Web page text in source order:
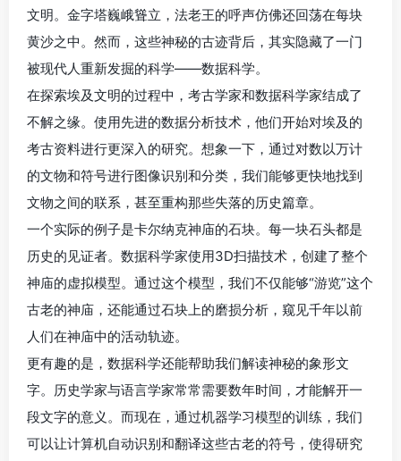
文明。金字塔巍峨聳立，法老王的呼声仿佛还回荡在每块
黄沙之中。然而，这些神秘的古迹背后，其实隐藏了一门
被现代人重新发掘的科学——数据科学。
在探索埃及文明的过程中，考古学家和数据科学家结成了
不解之缘。使用先进的数据分析技术，他们开始对埃及的
考古资料进行更深入的研究。想象一下，通过对数以万计
的文物和符号进行图像识别和分类，我们能够更快地找到
文物之间的联系，甚至重构那些失落的历史篇章。
一个实际的例子是卡尔纳克神庙的石块。每一块石头都是
历史的见证者。数据科学家使用3D扫描技术，创建了整个
神庙的虚拟模型。通过这个模型，我们不仅能够“游览”这个
古老的神庙，还能通过石块上的磨损分析，窥见千年以前
人们在神庙中的活动轨迹。
更有趣的是，数据科学还能帮助我们解读神秘的象形文
字。历史学家与语言学家常常需要数年时间，才能解开一
段文字的意义。而现在，通过机器学习模型的训练，我们
可以让计算机自动识别和翻译这些古老的符号，使得研究